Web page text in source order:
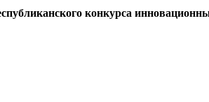
конкурса